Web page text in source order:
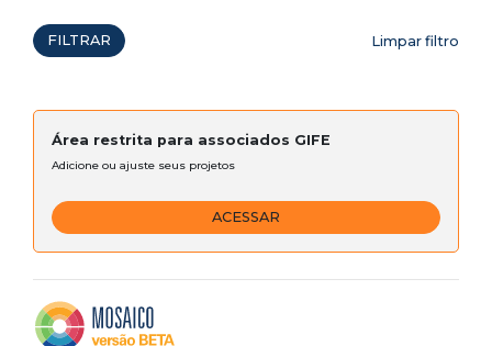
FILTRAR Limpar filtro
Área restrita para associados GIFE
Adicione ou ajuste seus projetos
ACESSAR